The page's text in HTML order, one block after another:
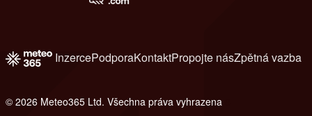
InzercePodporaKontaktPropojte násZpětná vazba
© 2026 Meteo365 Ltd. Všechna práva vyhrazena